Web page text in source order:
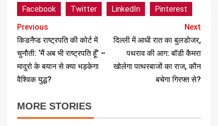
Facebook Twitter LinkedIn
Pinterest
Previous
किडनैप्ड राष्ट्रपति की कोर्ट में
चुनौती: ‘मैं अब भी राष्ट्रपति हूँ’ –
मादुरो के बयान से क्या भड़केगा
वैश्विक युद्ध?
Next
दिल्ली में आधी रात का बुलडोजर,
पथराव की आग: बॉडी कैमरा
खोलेगा पत्थरबाजों का राज, कौन
बचेगा गिरफ्त से?
MORE STORIES